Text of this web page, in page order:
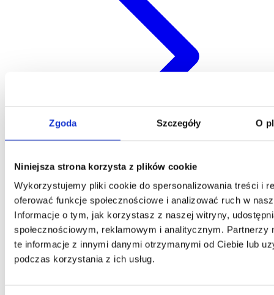
Zgoda Szczegóły O
Niniejsza strona korzysta z plików cookie
Wykorzystujemy pliki cookie do spersonalizowania treści i
oferować funkcje społecznościowe i analizować ruch w
Informacje o tym, jak korzystasz z naszej witryny,
społecznościowym, reklamowym i analitycznym. Partnerzy
te informacje z innymi danymi otrzymanymi od Ciebie lub
podczas korzystania z ich usług.
Klauzula Ochrony Danych / Data Protection